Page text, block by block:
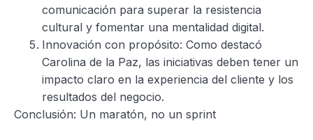
comunicación para superar la resistencia
cultural y fomentar una mentalidad digital.
Innovación con propósito: Como destacó
Carolina de la Paz, las iniciativas deben tener un
impacto claro en la experiencia del cliente y los
resultados del negocio.
Conclusión: Un maratón, no un sprint